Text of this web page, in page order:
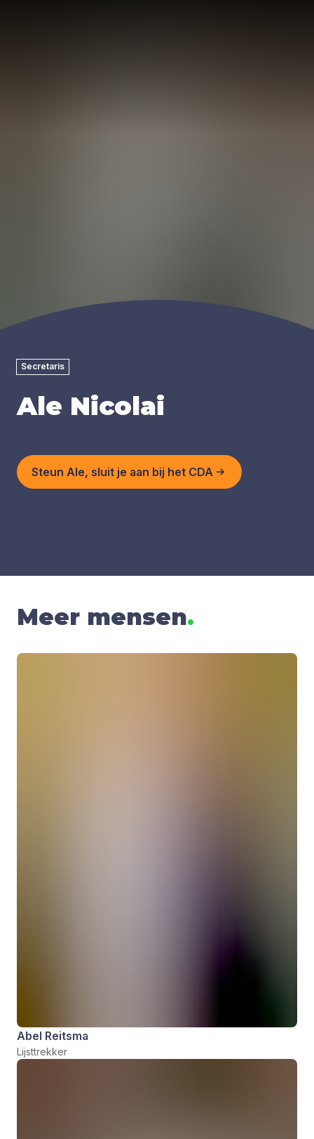
Secretaris
Ale Nicolai
Steun Ale, sluit je aan bij het CDA
Meer mensen.
Abel Reitsma
Lijsttrekker